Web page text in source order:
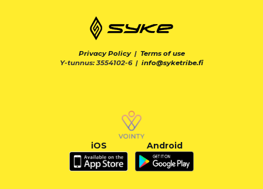
Privacy Policy| Terms of use
Y-tunnus: 3554102-6 | info@syketribe.fi
iOS Android